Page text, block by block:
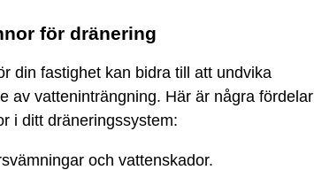
för dränering
din fastighet kan bidra till att undvika
av vatteninträngning. Här är några fördelar
i ditt dräneringssystem:
och vattenskador.